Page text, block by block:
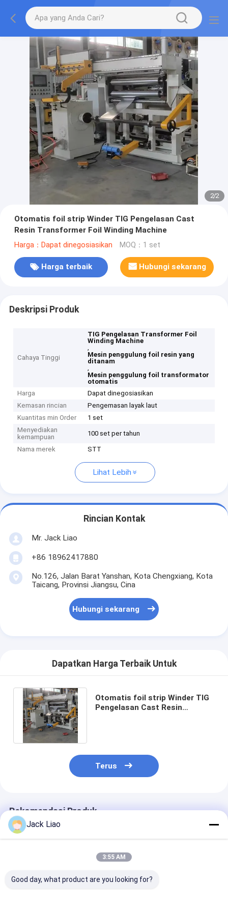
2/2
Otomatis foil strip Winder TIG Pengelasan Cast
Resin Transformer Foil Winding Machine
Harga：Dapat dinegosiasikan MOQ：1 set
Harga terbaik Hubungi sekarang
Deskripsi Produk
Cahaya Tinggi
TIG Pengelasan Transformer Foil
Winding Machine
,
Mesin penggulung foil resin yang
ditanam
,
Mesin penggulung foil transformator
otomatis
Harga
Dapat dinegosiasikan
Kemasan rincian
Pengemasan layak laut
Kuantitas min Order
1 set
Menyediakan
kemampuan
100 set per tahun
Nama merek STT
Lihat Lebih
Rincian Kontak
Mr. Jack Liao
+86 18962417880
No.126, Jalan Barat Yanshan, Kota Chengxiang, Kota
Taicang, Provinsi Jiangsu, Cina
Hubungi sekarang
Dapatkan Harga Terbaik Untuk
Otomatis foil strip Winder TIG
Pengelasan Cast Resin
Terus
Rekomendasi Produk
Jack Liao
3:55 AM
Good day, what product are you looking for?